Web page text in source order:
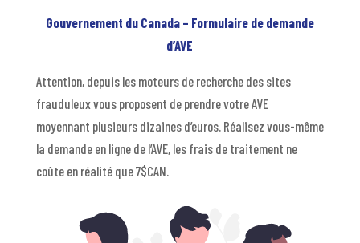
Gouvernement du Canada – Formulaire de demande
d’AVE
Attention, depuis les moteurs de recherche des sites
frauduleux vous proposent de prendre votre AVE
moyennant plusieurs dizaines d’euros. Réalisez vous-même
la demande en ligne de l’AVE, les frais de traitement ne
coûte en réalité que 7$CAN.